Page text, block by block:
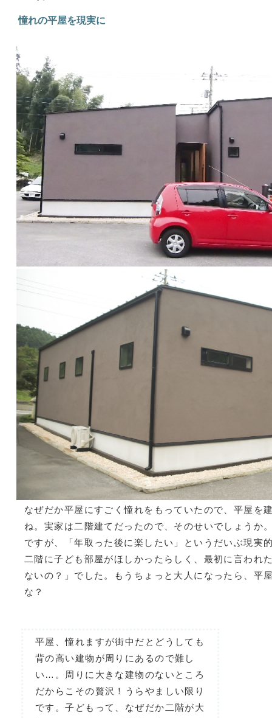
憧れの平屋を現実に
なぜだか平屋にすごく憧れをもっていたので、平屋を
ね。実家は二階建てだったので、そのせいでしょうか
ですが、「年取った後に楽したい」というだいぶ現実
二階に子ども部屋がほしかったらしく、最初に言われ
ないの？」でした。もうちょっと大人になったら、平
な？
平屋、憧れますが街中だとどうしても
背の高い建物が周りにあるので難し
い…。周りに大きな建物のないところ
だからこその贅沢！うらやましい限り
です。子どもって、なぜだか二階が大